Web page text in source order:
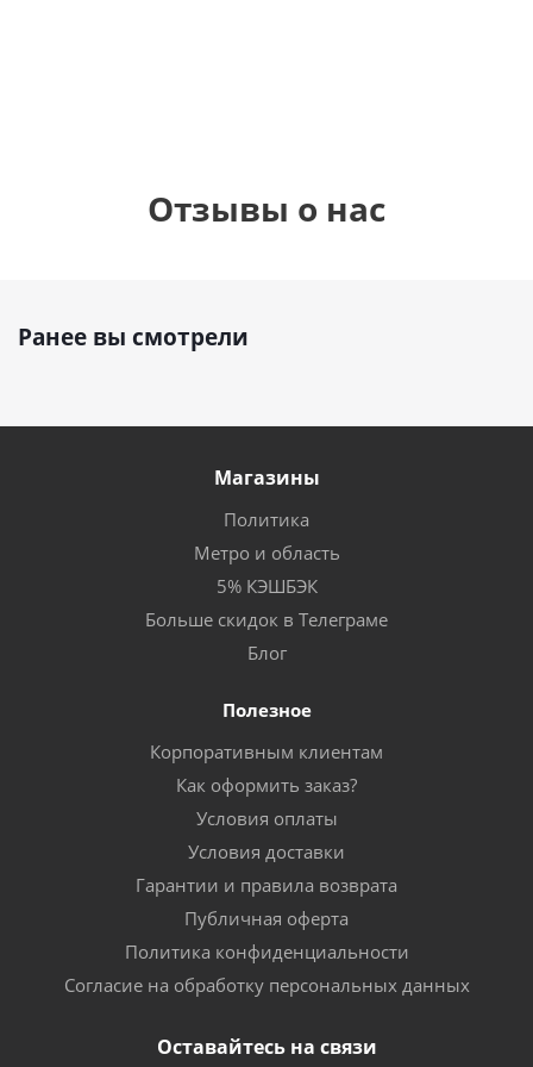
Отзывы о нас
Ранее вы смотрели
Магазины
Политика
Метро и область
5% КЭШБЭК
Больше скидок в Телеграме
Блог
Полезное
Корпоративным клиентам
Как оформить заказ?
Условия оплаты
Условия доставки
Гарантии и правила возврата
Публичная оферта
Политика конфиденциальности
Согласие на обработку персональных данных
Оставайтесь на связи